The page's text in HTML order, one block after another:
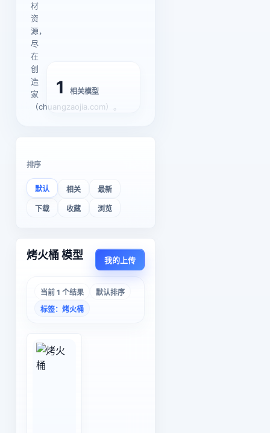
材
资
源，
尽
在
创
造
家
（chuangzaojia.com）。
1 相关模型
排序
默认 相关 最新
下载 收藏 浏览
烤火桶 模型 我的上传
当前 1 个结果
默认排序
标签：烤火桶